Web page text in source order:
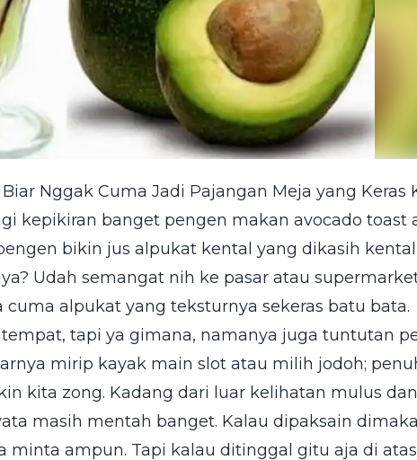
Nggak Cuma Jadi Pajangan Meja yang Keras
kepikiran banget pengen makan avocado toast
bikin jus alpukat kental yang dikasih
Udah semangat nih ke pasar atau
alpukat yang teksturnya sekeras batu bata.
tapi ya gimana, namanya juga tuntutan
mirip kayak main slot atau milih jodoh;
kita zong. Kadang dari luar kelihatan mulus
masih mentah banget. Kalau dipaksain
minta ampun. Tapi kalau ditinggal gitu aja di